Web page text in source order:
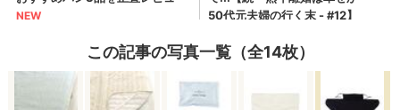
この記事の写真一覧（全14枚）